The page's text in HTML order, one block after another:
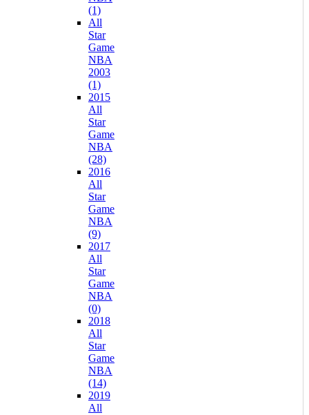
(1)
All
Star
Game
NBA
2003
(1)
2015
All
Star
Game
NBA
(28)
2016
All
Star
Game
NBA
(9)
2017
All
Star
Game
NBA
(0)
2018
All
Star
Game
NBA
(14)
2019
All